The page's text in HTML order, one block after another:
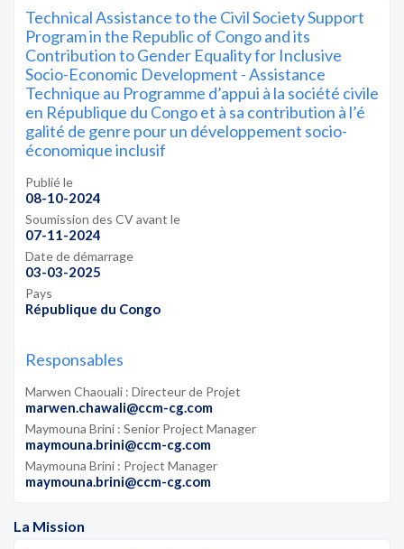
La Mission
Technical Assistance to the Civil Society Support
Program in the Republic of Congo and its
Contribution to Gender Equality for Inclusive
Socio-Economic Development - Assistance
Technique au Programme d’appui à la société civile
en République du Congo et à sa contribution à l’é
galité de genre pour un développement socio-
économique inclusif
Publié le
08-10-2024
Soumission des CV avant le
07-11-2024
Date de démarrage
03-03-2025
Pays
République du Congo
Responsables
Marwen Chaouali : Directeur de Projet
marwen.chawali@ccm-cg.com
Maymouna Brini : Senior Project Manager
maymouna.brini@ccm-cg.com
Maymouna Brini : Project Manager
maymouna.brini@ccm-cg.com